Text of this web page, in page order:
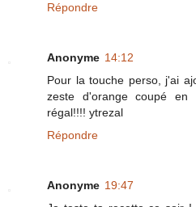
Répondre
Anonyme 14:12
Pour la touche perso, j'ai
zeste d'orange coupé
régal!!!! ytrezal
Répondre
Anonyme 19:47